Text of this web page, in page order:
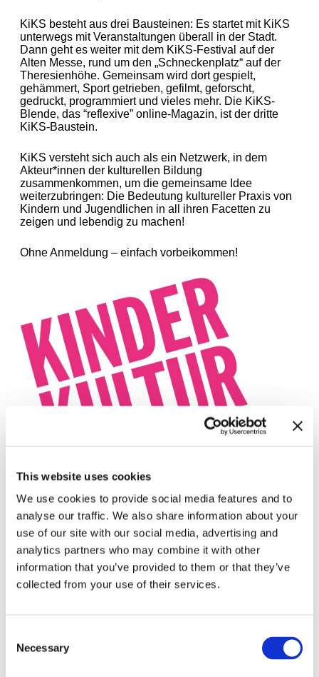
This website uses cookies
We use cookies to provide social media features and to
analyse our traffic. We also share information about your
use of our site with our social media, advertising and
analytics partners who may combine it with other
information that you’ve provided to them or that they’ve
collected from your use of their services.
Selection
Necessary
KiKS besteht aus drei Bausteinen: Es startet mit KiKS
unterwegs mit Veranstaltungen überall in der Stadt.
Dann geht es weiter mit dem KiKS-Festival auf der
Alten Messe, rund um den „Schneckenplatz“ auf der
Theresienhöhe. Gemeinsam wird dort gespielt,
gehämmert, Sport getrieben, gefilmt, geforscht,
gedruckt, programmiert und vieles mehr. Die KiKS-
Blende, das “reflexive” online-Magazin, ist der dritte
KiKS-Baustein.
KiKS versteht sich auch als ein Netzwerk, in dem
Akteur*innen der kulturellen Bildung
zusammenkommen, um die gemeinsame Idee
weiterzubringen: Die Bedeutung kultureller Praxis von
Kindern und Jugendlichen in all ihren Facetten zu
zeigen und lebendig zu machen!
Ohne Anmeldung – einfach vorbeikommen!